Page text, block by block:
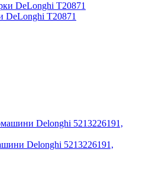
DeLonghi T20871
Delonghi 5213226191,